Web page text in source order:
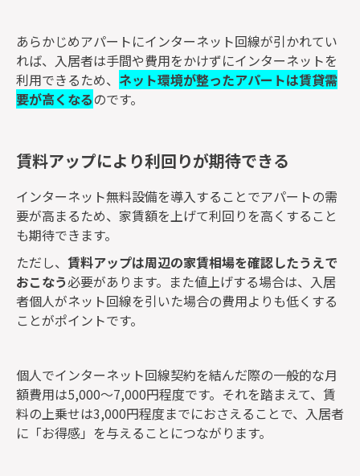
あらかじめアパートにインターネット回線が引かれてい
れば、入居者は手間や費用をかけずにインターネットを
利用できるため、 ネット環境が整ったアパートは賃貸需
要が高くなるのです。
賃料アップにより利回りが期待できる
インターネット無料設備を導入することでアパートの需
要が高まるため、家賃額を上げて利回りを高くすること
も期待できます。
ただし、 賃料アップは周辺の家賃相場を確認したうえで
おこなう必要があります。また値上げする場合は、入居
者個人がネット回線を引いた場合の費用よりも低くする
ことがポイントです。
個人でインターネット回線契約を結んだ際の一般的な月
額費用は5,000〜7,000円程度です。それを踏まえて、賃
料の上乗せは3,000円程度までにおさえることで、入居者
に「お得感」を与えることにつながります。